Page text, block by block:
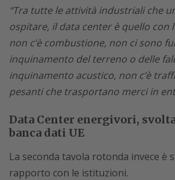
“Tra tutte le attività industriali che
ospitare, il data center è quello con
non c’è combustione, non ci sono
inquinamento del terreno o delle
inquinamento acustico, non c’è
pesanti che trasportano merci in
Data Center energivori,
banca dati UE
La seconda tavola rotonda invece è
rapporto con le istituzioni.